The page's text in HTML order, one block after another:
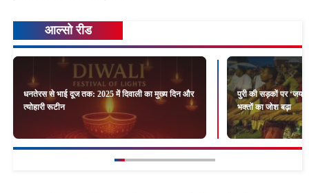
आल्सो रीड
धनतेरस से भाई दूज तक: 2025 में दिवाली का मुख्य दिन और
त्योहारी रूटीन
पुरी की सड़कों पर ‘जय
भक्तों का जोश बढ़ा